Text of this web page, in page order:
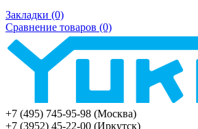
Закладки (0)
Сравнение товаров (0)
+7 (495) 745-95-98 (Москва)
+7 (3952) 45-22-00 (Иркутск)